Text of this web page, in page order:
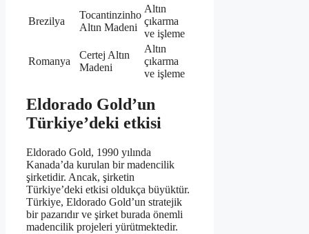
Brezilya
Tocantinzinho
Altın Madeni
Altın
çıkarma
ve işleme
Romanya
Certej Altın
Madeni
Altın
çıkarma
ve işleme
Eldorado Gold’un
Türkiye’deki etkisi
Eldorado Gold, 1990 yılında
Kanada’da kurulan bir madencilik
şirketidir. Ancak, şirketin
Türkiye’deki etkisi oldukça büyüktür.
Türkiye, Eldorado Gold’un stratejik
bir pazarıdır ve şirket burada önemli
madencilik projeleri yürütmektedir.